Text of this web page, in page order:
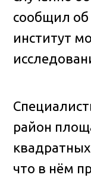
сообщил об
институт
район
что в нём